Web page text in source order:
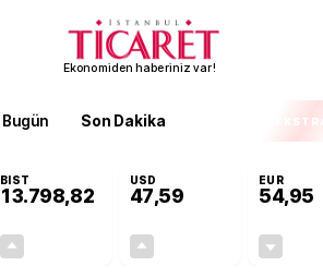
Ekonomiden haberiniz var!
Bugün Son Dakika EKSTRA
BIST
13.798,82
USD
47,59
EUR
54,95